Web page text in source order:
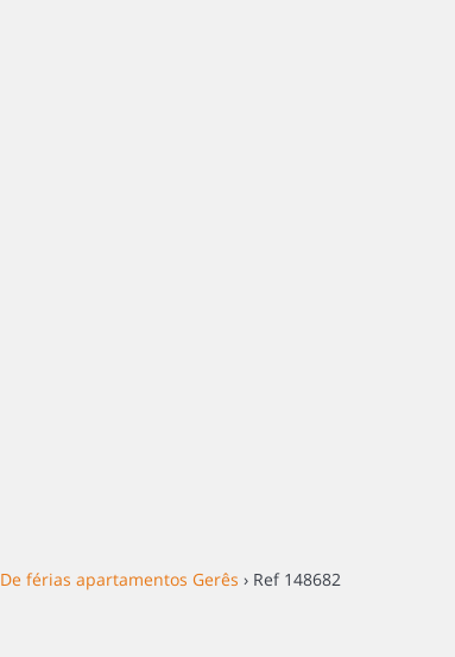
De férias apartamentos Gerês › Ref 148682